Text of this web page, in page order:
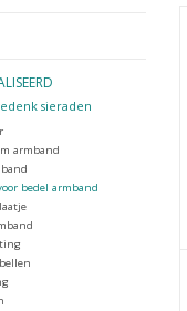
sieraden
armband
bedel armband